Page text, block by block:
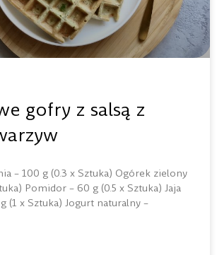
gofry z salsą z
– 100 g (0.3 x Sztuka) Ogórek zielony
Pomidor – 60 g (0.5 x Sztuka) Jaja
(1 x Sztuka) Jogurt naturalny –